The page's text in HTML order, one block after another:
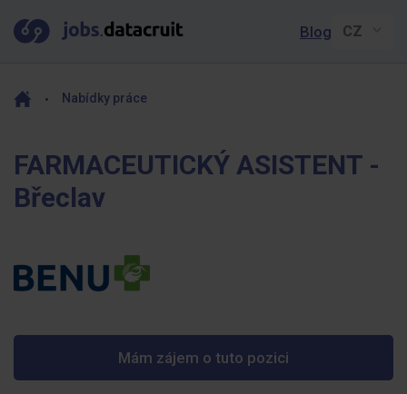
Blog
Nabídky práce
FARMACEUTICKÝ ASISTENT -
Břeclav
Mám zájem o tuto pozici